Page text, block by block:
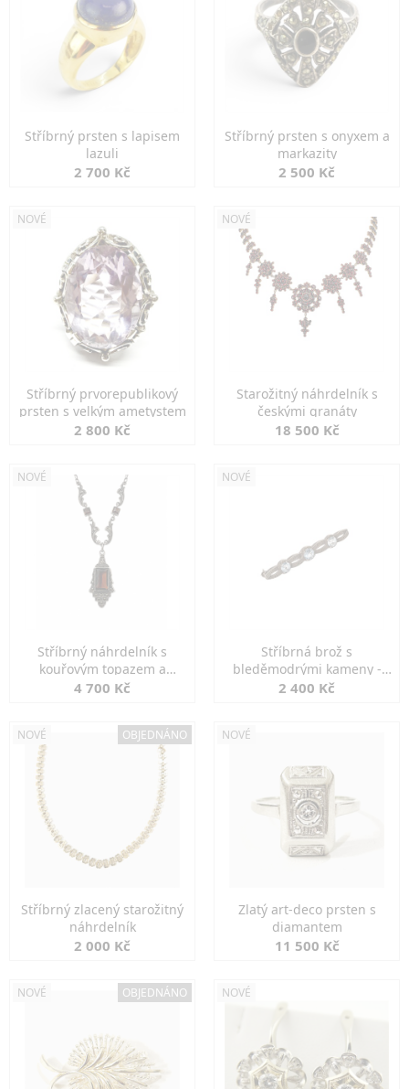
Stříbrný prsten s lapisem
lazuli
2 700 Kč
Stříbrný prsten s onyxem a
markazity
2 500 Kč
NOVÉ
Stříbrný prvorepublikový
prsten s velkým ametystem
2 800 Kč
NOVÉ
Starožitný náhrdelník s
českými granáty
18 500 Kč
NOVÉ
Stříbrný náhrdelník s
kouřovým topazem a
markazity
4 700 Kč
NOVÉ
Stříbrná brož s
bleděmodrými kameny -
jemná elegance
2 400 Kč
NOVÉ OBJEDNÁNO
Stříbrný zlacený starožitný
náhrdelník
2 000 Kč
NOVÉ
Zlatý art-deco prsten s
diamantem
11 500 Kč
NOVÉ OBJEDNÁNO NOVÉ